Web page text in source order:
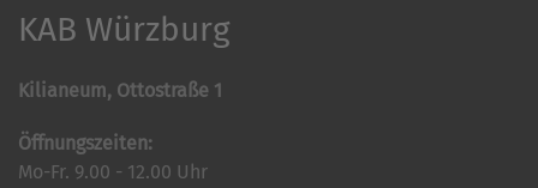
KAB Würzburg
Kilianeum, Ottostraße 1
Öffnungszeiten:
Mo-Fr. 9.00 - 12.00 Uhr